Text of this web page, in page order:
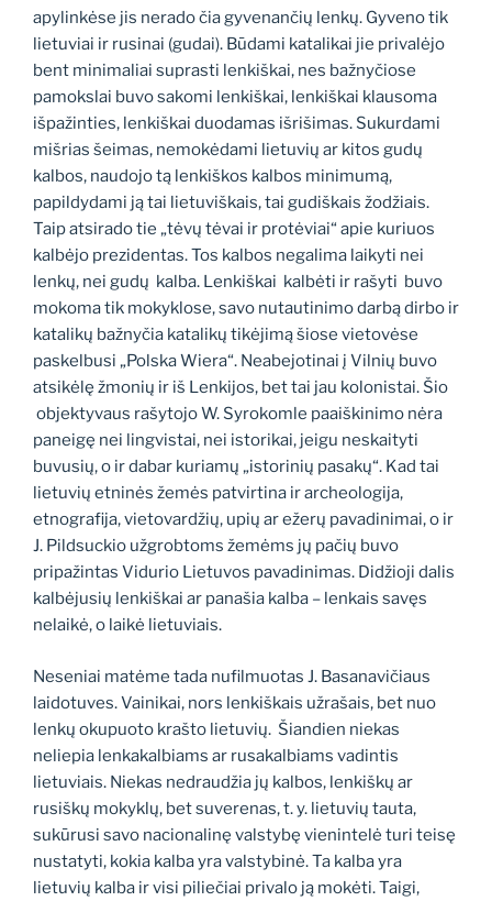
apylinkėse jis nerado čia gyvenančių lenkų. Gyveno tik
lietuviai ir rusinai (gudai). Būdami katalikai jie privalėjo
bent minimaliai suprasti lenkiškai, nes bažnyčiose
pamokslai buvo sakomi lenkiškai, lenkiškai klausoma
išpažinties, lenkiškai duodamas išrišimas. Sukurdami
mišrias šeimas, nemokėdami lietuvių ar kitos gudų
kalbos, naudojo tą lenkiškos kalbos minimumą,
papildydami ją tai lietuviškais, tai gudiškais žodžiais.
Taip atsirado tie „tėvų tėvai ir protėviai“ apie kuriuos
kalbėjo prezidentas. Tos kalbos negalima laikyti nei
lenkų, nei gudų kalba. Lenkiškai kalbėti ir rašyti buvo
mokoma tik mokyklose, savo nutautinimo darbą dirbo ir
katalikų bažnyčia katalikų tikėjimą šiose vietovėse
paskelbusi „Polska Wiera“. Neabejotinai į Vilnių buvo
atsikėlę žmonių ir iš Lenkijos, bet tai jau kolonistai. Šio
objektyvaus rašytojo W. Syrokomle paaiškinimo nėra
paneigę nei lingvistai, nei istorikai, jeigu neskaityti
buvusių, o ir dabar kuriamų „istorinių pasakų“. Kad tai
lietuvių etninės žemės patvirtina ir archeologija,
etnografija, vietovardžių, upių ar ežerų pavadinimai, o ir
J. Pildsuckio užgrobtoms žemėms jų pačių buvo
pripažintas Vidurio Lietuvos pavadinimas. Didžioji dalis
kalbėjusių lenkiškai ar panašia kalba – lenkais savęs
nelaikė, o laikė lietuviais.
Neseniai matėme tada nufilmuotas J. Basanavičiaus
laidotuves. Vainikai, nors lenkiškais užrašais, bet nuo
lenkų okupuoto krašto lietuvių. Šiandien niekas
neliepia lenkakalbiams ar rusakalbiams vadintis
lietuviais. Niekas nedraudžia jų kalbos, lenkiškų ar
rusiškų mokyklų, bet suverenas, t. y. lietuvių tauta,
sukūrusi savo nacionalinę valstybę vienintelė turi teisę
nustatyti, kokia kalba yra valstybinė. Ta kalba yra
lietuvių kalba ir visi piliečiai privalo ją mokėti. Taigi,